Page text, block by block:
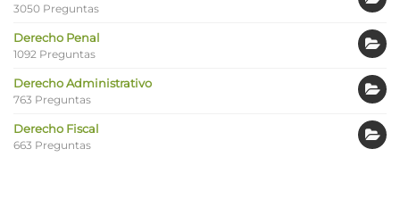
3050 Preguntas
Derecho Penal
1092 Preguntas
Derecho Administrativo
763 Preguntas
Derecho Fiscal
663 Preguntas